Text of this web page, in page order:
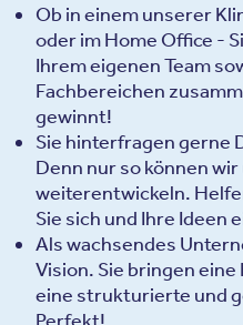
Ob in einem unserer
oder im Home Office -
Ihrem eigenen Team
Fachbereichen
gewinnt!
Sie hinterfragen gerne
Denn nur so können
weiterentwickeln.
Sie sich und Ihre Ideen
Als wachsendes
Vision. Sie bringen
eine strukturierte und